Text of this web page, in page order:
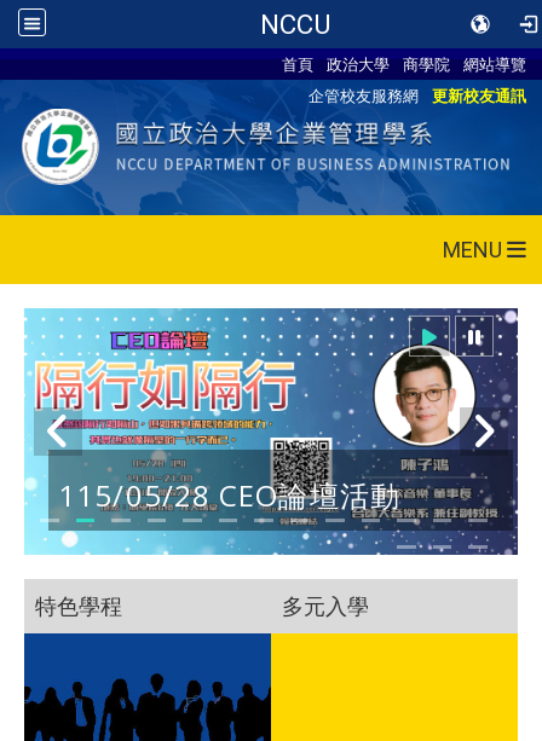
NCCU
首頁 政治大學 商學院
網站導覽
企管校友服務網
更新校友通訊
MENU
115/05/28 CEO論壇活動
特色學程 多元入學